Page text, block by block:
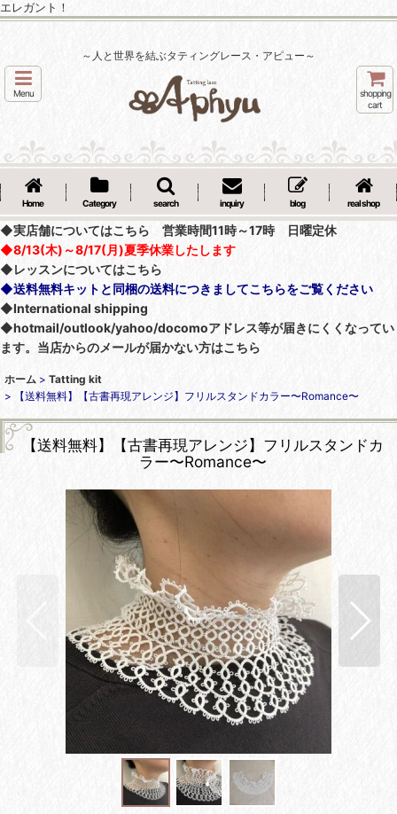
エレガント！
～人と世界を結ぶタティングレース・アピュー～
Menu
shopping
cart
Home Category search inquiry blog real shop
◆実店舗についてはこちら 営業時間11時～17時 日曜定休
◆8/13(木)～8/17(月)夏季休業したします
◆レッスンについてはこちら
◆送料無料キットと同梱の送料につきましてこちらをご覧ください
◆International shipping
◆hotmail/outlook/yahoo/docomoアドレス等が届きにくくなってい
ます。当店からのメールが届かない方はこちら
ホーム > Tatting kit
>
【送料無料】【古書再現アレンジ】フリルスタンドカラー〜Romance〜
【送料無料】【古書再現アレンジ】フリルスタンドカ
ラー〜Romance〜